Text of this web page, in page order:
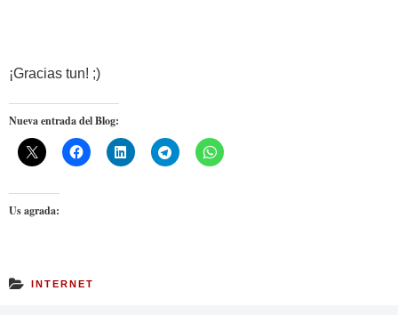
¡Gracias tun! ;)
Nueva entrada del Blog:
Us agrada:
INTERNET